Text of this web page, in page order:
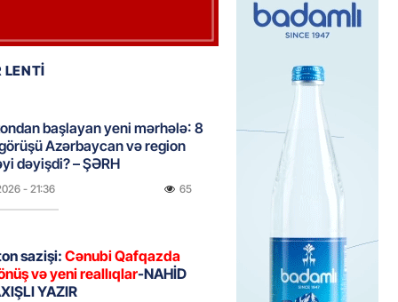
başlayan yeni mərhələ: 8
Azərbaycan və region
dəyişdi? – ŞƏRH
- 21:36 65
sazişi:Cənubi Qafqazda
və yeni reallıqlar-NAHİD
YAZIR